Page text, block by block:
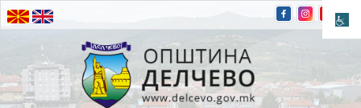
Прескокнете на содржината